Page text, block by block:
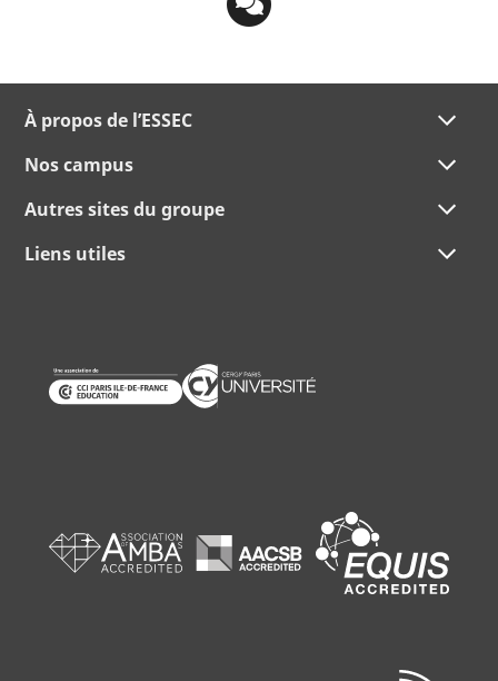
À propos de l’ESSEC
Nos campus
Autres sites du groupe
Liens utiles